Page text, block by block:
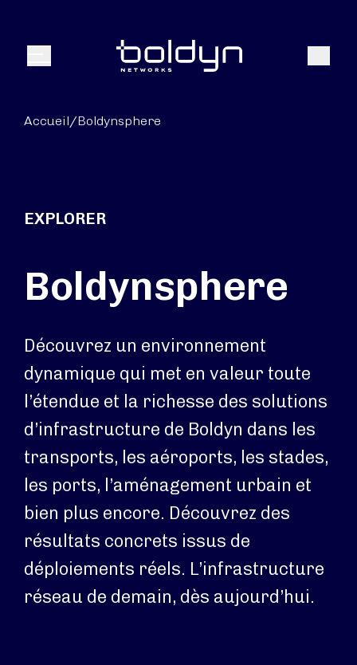
Menu
Accueil/Boldynsphere
EXPLORER
Boldynsphere
Découvrez un environnement
dynamique qui met en valeur toute
l’étendue et la richesse des solutions
d’infrastructure de Boldyn dans les
transports, les aéroports, les stades,
les ports, l’aménagement urbain et
bien plus encore. Découvrez des
résultats concrets issus de
déploiements réels. L’infrastructure
réseau de demain, dès aujourd’hui.